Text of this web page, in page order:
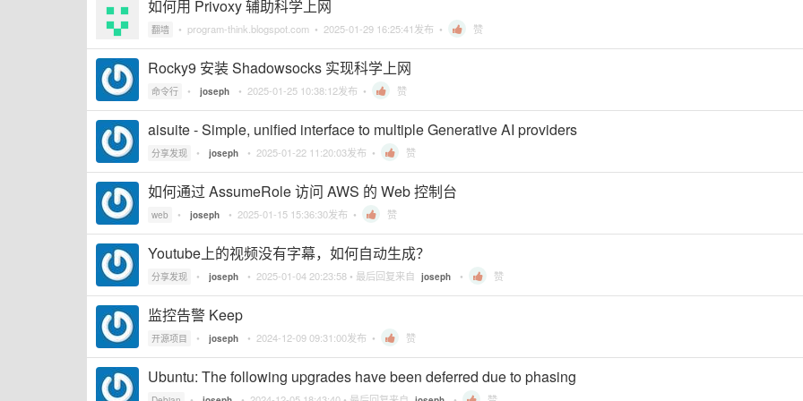
如何用 Privoxy 辅助科学上网
翻墙 • program-think.blogspot.com • 2025-01-29 16:25:41发布 • 赞
Rocky9 安装 Shadowsocks 实现科学上网
命令行 • joseph • 2025-01-25 10:38:12发布 • 赞
aisuite - Simple, unified interface to multiple Generative AI providers
分享发现 • joseph • 2025-01-22 11:20:03发布 • 赞
如何通过 AssumeRole 访问 AWS 的 Web 控制台
web • joseph • 2025-01-15 15:36:30发布 • 赞
Youtube上的视频没有字幕，如何自动生成？
分享发现 • joseph • 2025-01-04 20:23:58 • 最后回复来自 joseph • 赞
监控告警 Keep
开源项目 • joseph • 2024-12-09 09:31:00发布 • 赞
Ubuntu: The following upgrades have been deferred due to phasing